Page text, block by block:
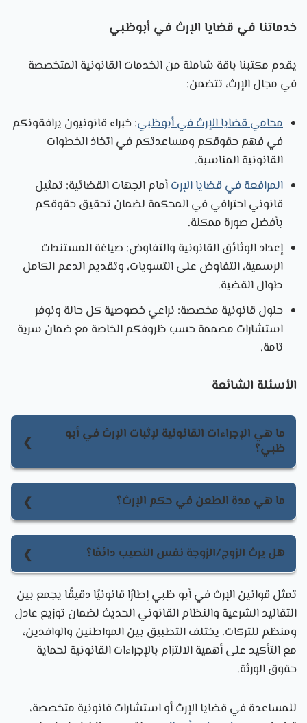
خدماتنا في قضايا الإرث في أبوظبي
يقدم مكتبنا باقة شاملة من الخدمات القانونية المتخصصة
في مجال الإرث، تتضمن:
محامي قضايا الإرث في أبوظبي: خبراء قانونيون يرافقونكم
في فهم حقوقكم ومساعدتكم في اتخاذ الخطوات
القانونية المناسبة.
المرافعة في قضايا الإرثأمام الجهات القضائية: تمثيل
قانوني احترافي في المحكمة لضمان تحقيق حقوقكم
بأفضل صورة ممكنة.
إعداد الوثائق القانونية والتفاوض: صياغة المستندات
الرسمية، التفاوض على التسويات، وتقديم الدعم الكامل
طوال القضية.
حلول قانونية مخصصة: نراعي خصوصية كل حالة ونوفر
استشارات مصممة حسب ظروفكم الخاصة مع ضمان سرية
تامة.
الأسئلة الشائعة
ما هي الإجراءات القانونية لإثبات الإرث في أبو
ظبي؟
الإجراءات القانونية لإثبات الإرث تشمل تقديم طلب
رسمي إلى المحكمة المختصة مرفقًا بالوثائق المطلوبة،
ثم تصدر المحكمة حكمها بشأن توزيع التركة.
ما هي مدة الطعن في حكم الإرث؟
تختلف مدة الطعن في حكم الإرث حسب نوع القضية،
ويُنصح بالتحرك ضمن الإطارات الزمنية المحددة قانونيًا
لتفادي فقدان الحقوق.
هل يرث الزوج/الزوجة نفس النصيب دائمًا؟
لا، يختلف نصيب الزوج أو الزوجة بناءً على وجود أو غياب
الأبناء وأحكام الشريعة.
تمثل قوانين الإرث في أبو ظبي إطارًا قانونيًا دقيقًا يجمع بين
التقاليد الشرعية والنظام القانوني الحديث لضمان توزيع عادل
ومنظم للتركات. يختلف التطبيق بين المواطنين والوافدين،
مع التأكيد على أهمية الالتزام بالإجراءات القانونية لحماية
حقوق الورثة.
للمساعدة في قضايا الإرث أو استشارات قانونية متخصصة،